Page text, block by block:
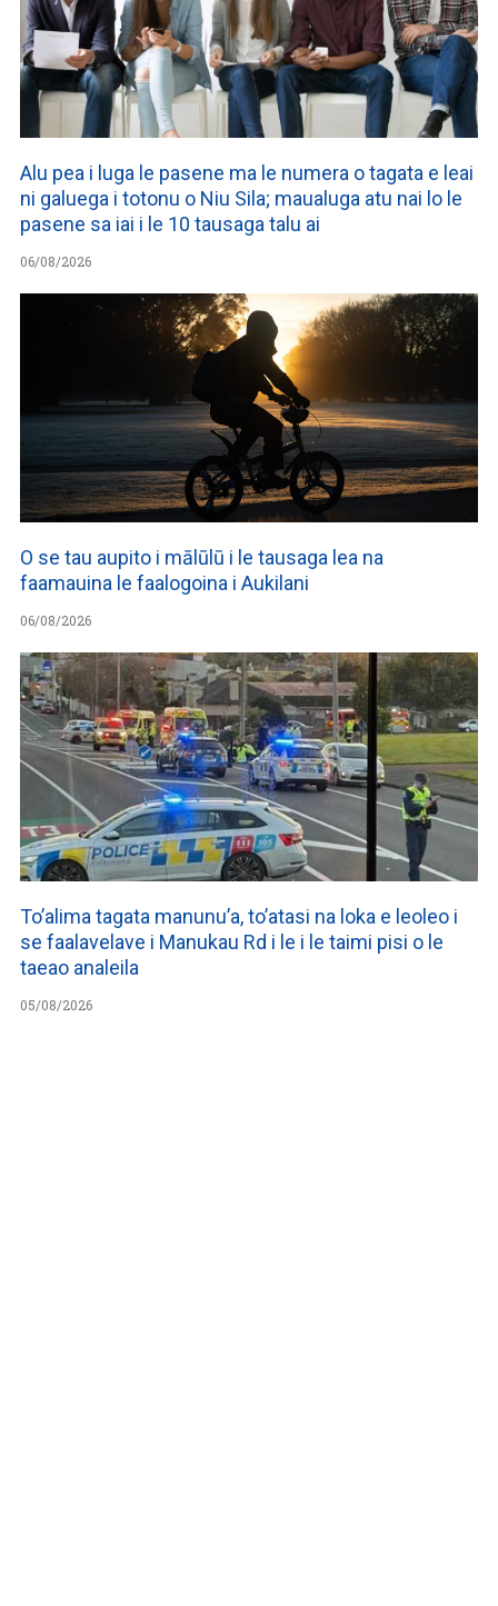
Alu pea i luga le pasene ma le numera o tagata e leai
ni galuega i totonu o Niu Sila; maualuga atu nai lo le
pasene sa iai i le 10 tausaga talu ai
06/08/2026
O se tau aupito i mālūlū i le tausaga lea na
faamauina le faalogoina i Aukilani
06/08/2026
To’alima tagata manunu’a, to’atasi na loka e leoleo i
se faalavelave i Manukau Rd i le i le taimi pisi o le
taeao analeila
05/08/2026